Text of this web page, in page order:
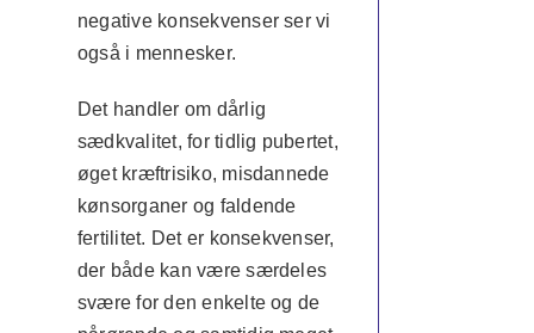
negative konsekvenser ser vi
også i mennesker.
Det handler om dårlig
sædkvalitet, for tidlig pubertet,
øget kræftrisiko, misdannede
kønsorganer og faldende
fertilitet. Det er konsekvenser,
der både kan være særdeles
svære for den enkelte og de